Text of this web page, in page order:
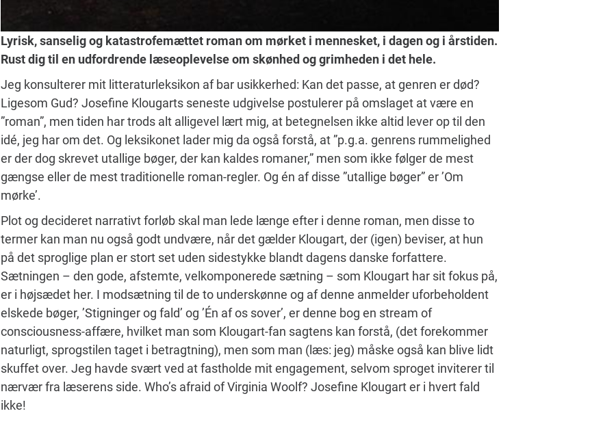
Lyrisk, sanselig og katastrofemættet roman om mørket i mennesket, i dagen og i årstiden.
Rust dig til en udfordrende læseoplevelse om skønhed og grimheden i det hele.
Jeg konsulterer mit litteraturleksikon af bar usikkerhed: Kan det passe, at genren er død?
Ligesom Gud? Josefine Klougarts seneste udgivelse postulerer på omslaget at være en
”roman”, men tiden har trods alt alligevel lært mig, at betegnelsen ikke altid lever op til den
idé, jeg har om det. Og leksikonet lader mig da også forstå, at ”p.g.a. genrens rummelighed
er der dog skrevet utallige bøger, der kan kaldes romaner,” men som ikke følger de mest
gængse eller de mest traditionelle roman-regler. Og én af disse ”utallige bøger” er ’Om
mørke’.
Plot og decideret narrativt forløb skal man lede længe efter i denne roman, men disse to
termer kan man nu også godt undvære, når det gælder Klougart, der (igen) beviser, at hun
på det sproglige plan er stort set uden sidestykke blandt dagens danske forfattere.
Sætningen – den gode, afstemte, velkomponerede sætning – som Klougart har sit fokus på,
er i højsædet her. I modsætning til de to underskønne og af denne anmelder uforbeholdent
elskede bøger, ’Stigninger og fald’ og ’Én af os sover’, er denne bog en stream of
consciousness-affære, hvilket man som Klougart-fan sagtens kan forstå, (det forekommer
naturligt, sprogstilen taget i betragtning), men som man (læs: jeg) måske også kan blive lidt
skuffet over. Jeg havde svært ved at fastholde mit engagement, selvom sproget inviterer til
nærvær fra læserens side. Who’s afraid of Virginia Woolf? Josefine Klougart er i hvert fald
ikke!